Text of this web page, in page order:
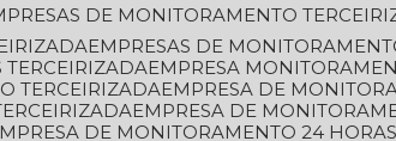
DE MONITORAMENTO
EMPRESAS DE
TERCEIRIZADA
EMPRESA
TERCEIRIZADA
EMPRESA DE
EMPRESA DE
EMPRESA DE MONITORAMENTO 24